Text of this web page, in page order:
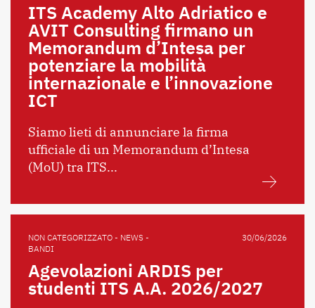
ITS Academy Alto Adriatico e
AVIT Consulting firmano un
Memorandum d’Intesa per
potenziare la mobilità
internazionale e l’innovazione
ICT
Siamo lieti di annunciare la firma
ufficiale di un Memorandum d’Intesa
(MoU) tra ITS...
NON CATEGORIZZATO - NEWS -
BANDI
30/06/2026
Agevolazioni ARDIS per
studenti ITS A.A. 2026/2027